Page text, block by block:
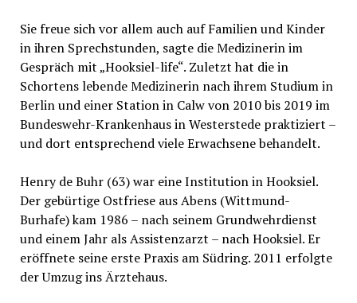
Sie freue sich vor allem auch auf Familien und Kinder
in ihren Sprechstunden, sagte die Medizinerin im
Gespräch mit „Hooksiel-life“. Zuletzt hat die in
Schortens lebende Medizinerin nach ihrem Studium in
Berlin und einer Station in Calw von 2010 bis 2019 im
Bundeswehr-Krankenhaus in Westerstede praktiziert –
und dort entsprechend viele Erwachsene behandelt.
Henry de Buhr (63) war eine Institution in Hooksiel.
Der gebürtige Ostfriese aus Abens (Wittmund-
Burhafe) kam 1986 – nach seinem Grundwehrdienst
und einem Jahr als Assistenzarzt – nach Hooksiel. Er
eröffnete seine erste Praxis am Südring. 2011 erfolgte
der Umzug ins Ärztehaus.